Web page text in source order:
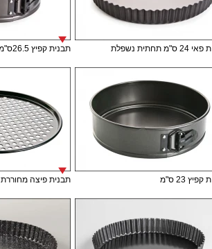
תחתית נשפלת תבנית קפיץ 26.5ס"מ
23 ס"מ תבנית פיצה מחוררת 32 ס"מ